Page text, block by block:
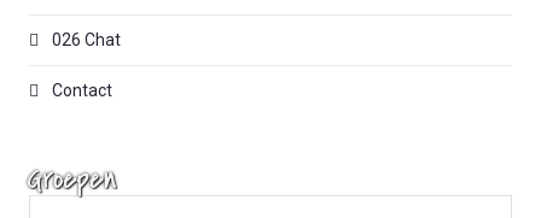
026 Chat
Contact
Groepen